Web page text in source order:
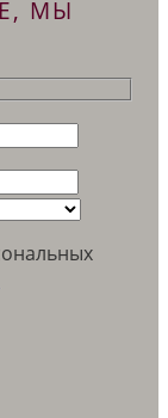
МЫ